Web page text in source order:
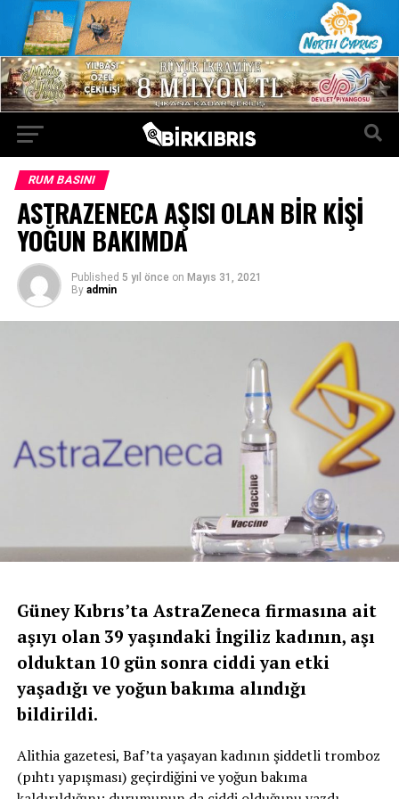
RUM BASINI
ASTRAZENECA AŞISI OLAN BİR KİŞİ
YOĞUN BAKIMDA
Published 5 yıl önce on Mayıs 31, 2021
By admin
Güney Kıbrıs’ta AstraZeneca firmasına ait
aşıyı olan 39 yaşındaki İngiliz kadının, aşı
olduktan 10 gün sonra ciddi yan etki
yaşadığı ve yoğun bakıma alındığı
bildirildi.
Alithia gazetesi, Baf’ta yaşayan kadının şiddetli tromboz
(pıhtı yapışması) geçirdiğini ve yoğun bakıma